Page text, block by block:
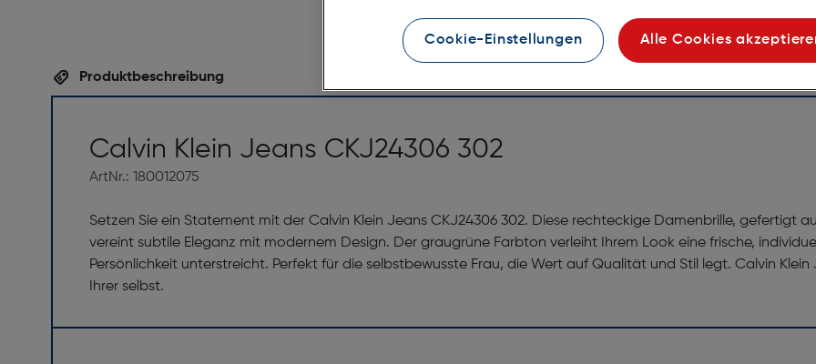
Produktbeschreibung
Calvin Klein Jeans CKJ24306 302
ArtNr.: 180012075
Setzen Sie ein Statement mit der Calvin Klein Jeans CKJ24306 302. Diese rechteckige Damenbrille, gefertigt
vereint subtile Eleganz mit modernem Design. Der graugrüne Farbton verleiht Ihrem Look eine frische,
Persönlichkeit unterstreicht. Perfekt für die selbstbewusste Frau, die Wert auf Qualität und Stil legt. Calvin Klein
Ihrer selbst.
Cookie-Einstellungen Alle Cookies